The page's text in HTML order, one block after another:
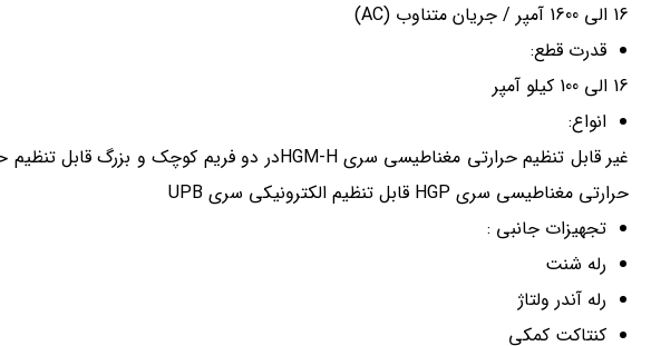
16 الی 1600 آمپر / جریان متناوب (AC)
قدرت قطع:
16 الی 100 کیلو آمپر
انواع:
حرارتی مغناطیسی سری HGP قابل تنظیم الکترونیکی سری UPB
تجهیزات جانبی :
رله شنت
رله آندر ولتاژ
کنتاکت کمکی